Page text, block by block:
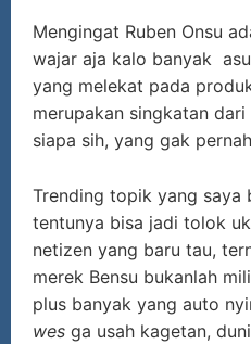
Mengingat Ruben Onsu
wajar aja kalo banyak
yang melekat pada
merupakan singkatan dari
siapa sih, yang gak
Trending topik yang saya
tentunya bisa jadi tolok
netizen yang baru tau,
merek Bensu bukanlah
plus banyak yang auto
wes ga usah kagetan,